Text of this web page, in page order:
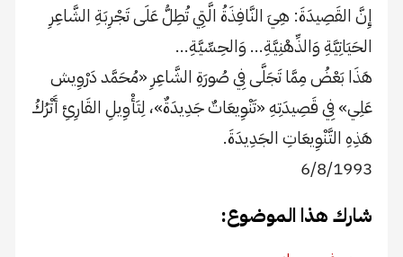
إِنَّ القَصِيدَةَ: هِيَ النَّافِذَةُ الَّتِي تُطِلُّ عَلَى تَجْرِبَةِ الشَّاعِرِ
الحَيَاتِيَّةِ وَالذِّهْنِيَّةِ… وَالحِسِّيَّةِ…
هَذَا بَعْضُ مِمَّا تَجَلَّى فِي صُورَةِ الشَّاعِرِ «مُحَمَّد دَرْوِيش
عَلِي» فِي قَصِيدَتِهِ «تَنْوِيعَاتٌ جَدِيدَةٌ»، لِتَأْوِيلِ القَارِئِ أَتْرُكُ
هَذِهِ التَّنْوِيعَاتِ الجَدِيدَةَ.
6/8/1993
شارك هذا الموضوع: